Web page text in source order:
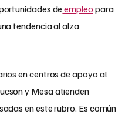
de empleo para
tendencia al alza
en centros de apoyo al
y Mesa atienden
en este rubro. Es común